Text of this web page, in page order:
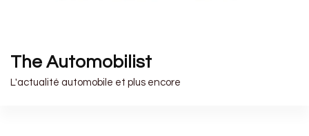
The Automobilist
L'actualité automobile et plus encore